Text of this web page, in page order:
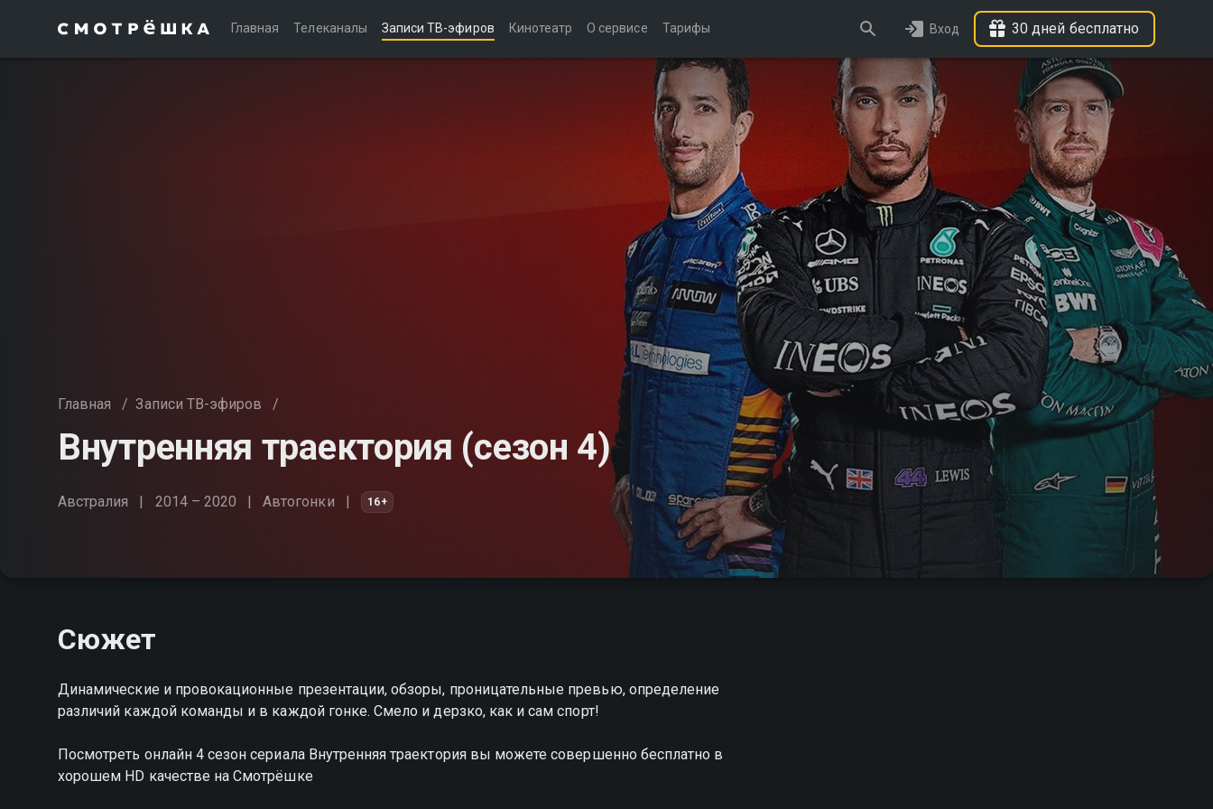
Главная Телеканалы Записи ТВ-эфиров Кинотеатр О сервисе Тарифы Вход 30 дней бесплатно
Главная / Записи ТВ-эфиров /
Внутренняя траектория (сезон 4)
Австралия 2014 – 2020 Автогонки 16+
Сюжет
Динамические и провокационные презентации, обзоры, проницательные превью, определение
различий каждой команды и в каждой гонке. Смело и дерзко, как и сам спорт!
Посмотреть онлайн 4 сезон сериала Внутренняя траектория вы можете совершенно бесплатно в
хорошем HD качестве на Смотрёшке